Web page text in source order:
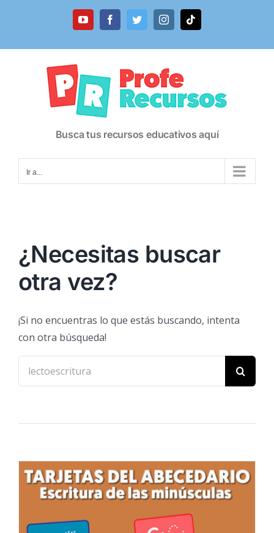
YouTubeFacebookTwitterInstagramTiktok
Busca tus recursos educativos aquí
Ir a...
¿Necesitas buscar
otra vez?
¡Si no encuentras lo que estás buscando, intenta
con otra búsqueda!
Buscar: